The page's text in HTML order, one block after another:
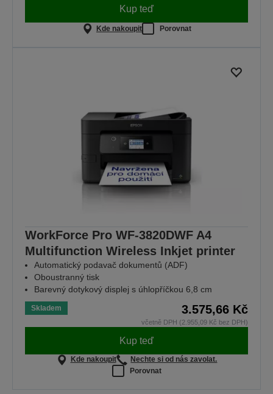
Kup teď
Kde nakoupit Porovnat
WorkForce Pro WF-3820DWF A4
Multifunction Wireless Inkjet printer
Automatický podavač dokumentů (ADF)
Oboustranný tisk
Barevný dotykový displej s úhlopříčkou 6,8 cm
Skladem 3.575,66 Kč
včetně DPH (2.955,09 Kč bez DPH)
Kup teď
Kde nakoupit
Nechte si od nás zavolat.
Porovnat